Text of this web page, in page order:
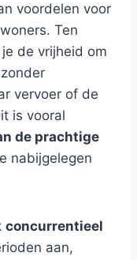
voordelen voor
Ten
de vrijheid om
vervoer of de
is vooral
de prachtige
nabijgelegen
concurrentieel
aan,